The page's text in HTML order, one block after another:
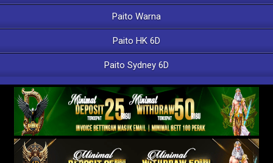
Paito Warna
Paito HK 6D
Paito Sydney 6D